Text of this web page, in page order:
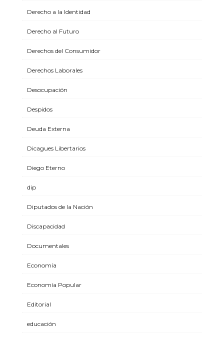
Derecho a la Identidad
Derecho al Futuro
Derechos del Consumidor
Derechos Laborales
Desocupación
Despidos
Deuda Externa
Dicagues Libertarios
Diego Eterno
dip
Diputados de la Nación
Discapacidad
Documentales
Economía
Economía Popular
Editorial
educación